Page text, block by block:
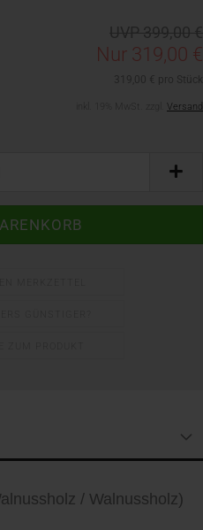
Nur 319,00 €
Versand
/ Walnussholz)